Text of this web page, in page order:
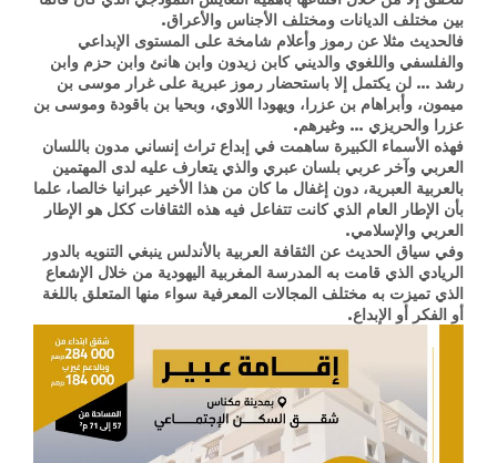
بين مختلف الديانات ومختلف الأجناس والأعراق.
فالحديث مثلا عن رموز وأعلام شامخة على المستوى الإبداعي
والفلسفي واللغوي والديني كابن زيدون وابن هانئ وابن حزم وابن
رشد … لن يكتمل إلا باستحضار رموز عبرية على غرار موسى بن
ميمون، وأبراهام بن عزرا، ويهودا اللاوي، وبحيا بن باقودة وموسى بن
عزرا والحريزي … وغيرهم.
فهذه الأسماء الكبيرة ساهمت في إبداع تراث إنساني مدون باللسان
العربي وآخر عربي بلسان عبري والذي يتعارف عليه لدى المهتمين
بالعربية العبرية، دون إغفال ما كان من هذا الأخير عبرانيا خالصا، علما
بأن الإطار العام الذي كانت تتفاعل فيه هذه الثقافات ككل هو الإطار
العربي والإسلامي.
وفي سياق الحديث عن الثقافة العربية بالأندلس ينبغي التنويه بالدور
الريادي الذي قامت به المدرسة المغربية اليهودية من خلال الإشعاع
الذي تميزت به مختلف المجالات المعرفية سواء منها المتعلق باللغة
أو الفكر أو الإبداع.